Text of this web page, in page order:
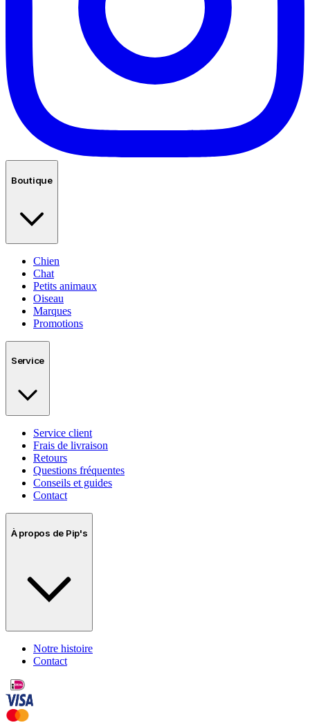
Boutique
Chien
Chat
Petits animaux
Oiseau
Marques
Promotions
Service
Service client
Frais de livraison
Retours
Questions fréquentes
Conseils et guides
Contact
À propos de Pip's
Notre histoire
Contact